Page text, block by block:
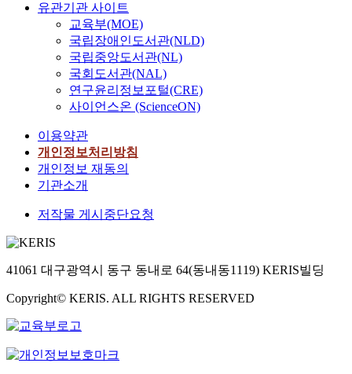
유관기관 사이트
교육부(MOE)
국립장애인도서관(NLD)
국립중앙도서관(NL)
국회도서관(NAL)
연구윤리정보포털(CRE)
사이언스온 (ScienceON)
이용약관
개인정보처리방침
개인정보 재동의
기관소개
저작물 게시중단요청
41061 대구광역시 동구 동내로 64(동내동1119) KERIS빌딩
Copyright© KERIS. ALL RIGHTS RESERVED